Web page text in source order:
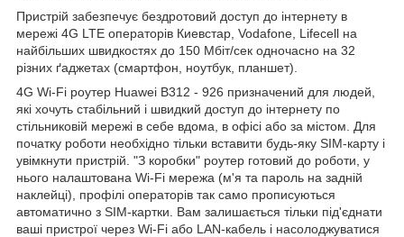
Пристрій забезпечує бездротовий доступ до інтернету в
мережі 4G LTE операторів Киевстар, Vodafone, Lifecell на
найбільших швидкостях до 150 Мбіт/сек одночасно на 32
різних ґаджетах (смартфон, ноутбук, планшет).
4G Wi-Fi роутер Huawei B312 - 926 призначений для людей,
які хочуть стабільний і швидкий доступ до інтернету по
стільниковій мережі в себе вдома, в офісі або за містом. Для
початку роботи необхідно тільки вставити будь-яку SIM-карту і
увімкнути пристрій. "З коробки" роутер готовий до роботи, у
нього налаштована Wi-Fi мережа (м'я та пароль на задній
наклейці), профілі операторів так само прописуються
автоматично з SIM-картки. Вам залишається тільки під'єднати
ваші пристрої через Wi-Fi або LAN-кабель і насолоджуватися